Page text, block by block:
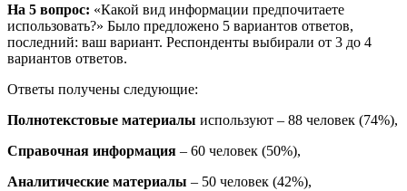
На 5 вопрос: «Какой вид информации предпочитаете
использовать?» Было предложено 5 вариантов ответов,
последний: ваш вариант. Респонденты выбирали от 3 до 4
вариантов ответов.
Ответы получены следующие:
Полнотекстовые материалы используют – 88 человек (74%),
Справочная информация – 60 человек (50%),
Аналитические материалы – 50 человек (42%),